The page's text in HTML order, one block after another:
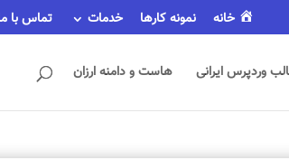
خانه نمونه کارها خدمات تماس با
وردپرس ایرانی هاست و دامنه ارزان